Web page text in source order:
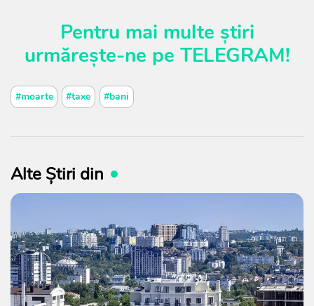
Pentru mai multe știri
urmărește-ne pe TELEGRAM!
#moarte #taxe #bani
Alte Știri din